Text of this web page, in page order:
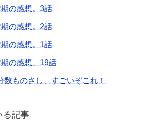
の感想。3話
の感想。2話
の感想。1話
の感想、19話
数ものさし、すごいぞこれ！
る記事